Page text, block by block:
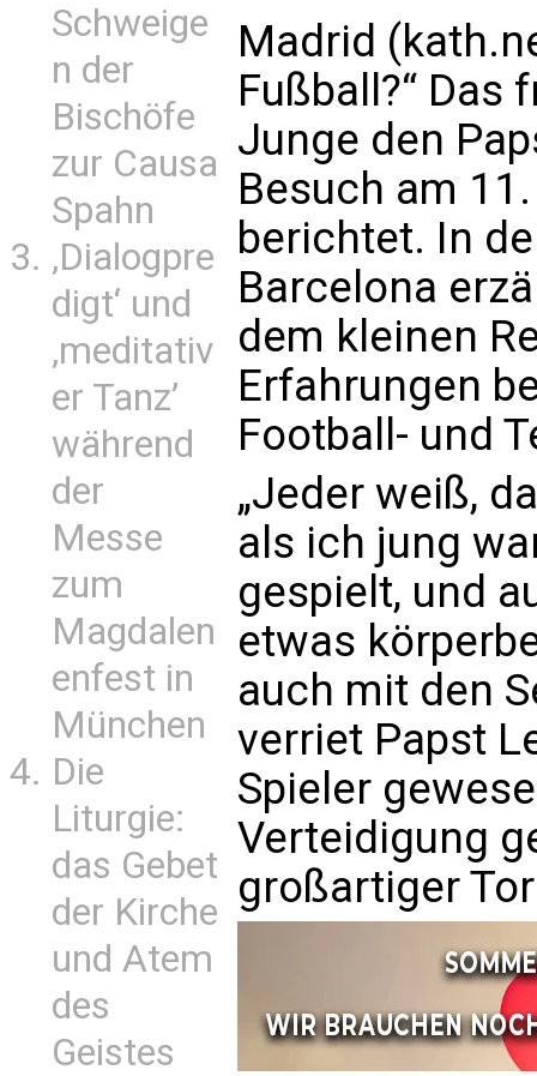
Schweige
n der
Bischöfe
zur Causa
Spahn
‚Dialogpre
digt‘ und
‚meditativ
er Tanz’
während
der
Messe
zum
Magdalen
enfest in
München
Die
Liturgie:
das Gebet
der Kirche
und Atem
des
Geistes
Madrid
Fußball?“ Das
Junge den
Besuch am
berichtet. In
Barcelona
dem kleinen
Erfahrungen
Football- und
„Jeder weiß,
als ich jung
gespielt, und
etwas
auch mit den
verriet Papst
Spieler
Verteidigung
großartiger